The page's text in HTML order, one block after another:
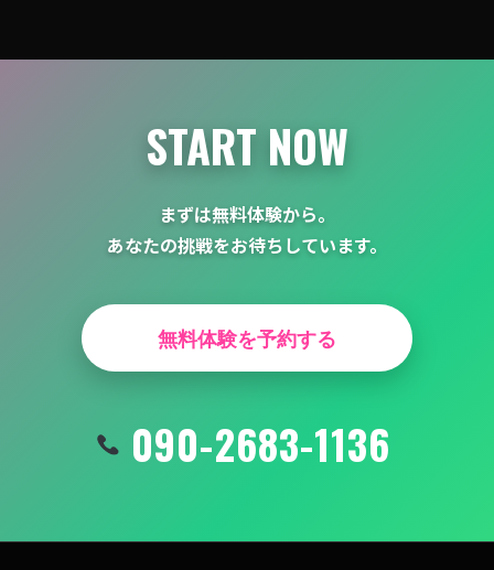
ョ
START NOW
まずは無料体験から。
あなたの挑戦をお待ちしています。
無料体験を予約する
090-2683-1136